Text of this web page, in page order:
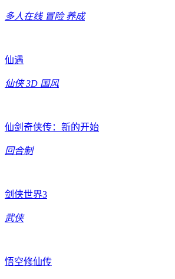
多人在线 冒险 养成
仙遇
仙侠 3D 国风
仙剑奇侠传：新的开始
回合制
剑侠世界3
武侠
悟空修仙传